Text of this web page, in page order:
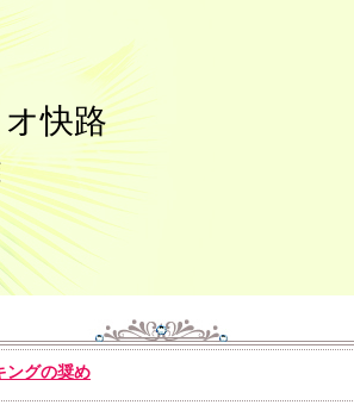
快路
ングの奨め